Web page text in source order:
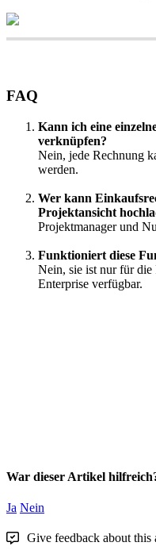
FAQ
Kann ich eine
verknüpfen?
Nein, jede Rechnung
werden.
Wer kann
Projektansicht
Projektmanager und
Funktioniert diese
Nein, sie ist nur für die
Enterprise verfügbar.
War dieser Artikel
Ja Nein
Give feedback about this